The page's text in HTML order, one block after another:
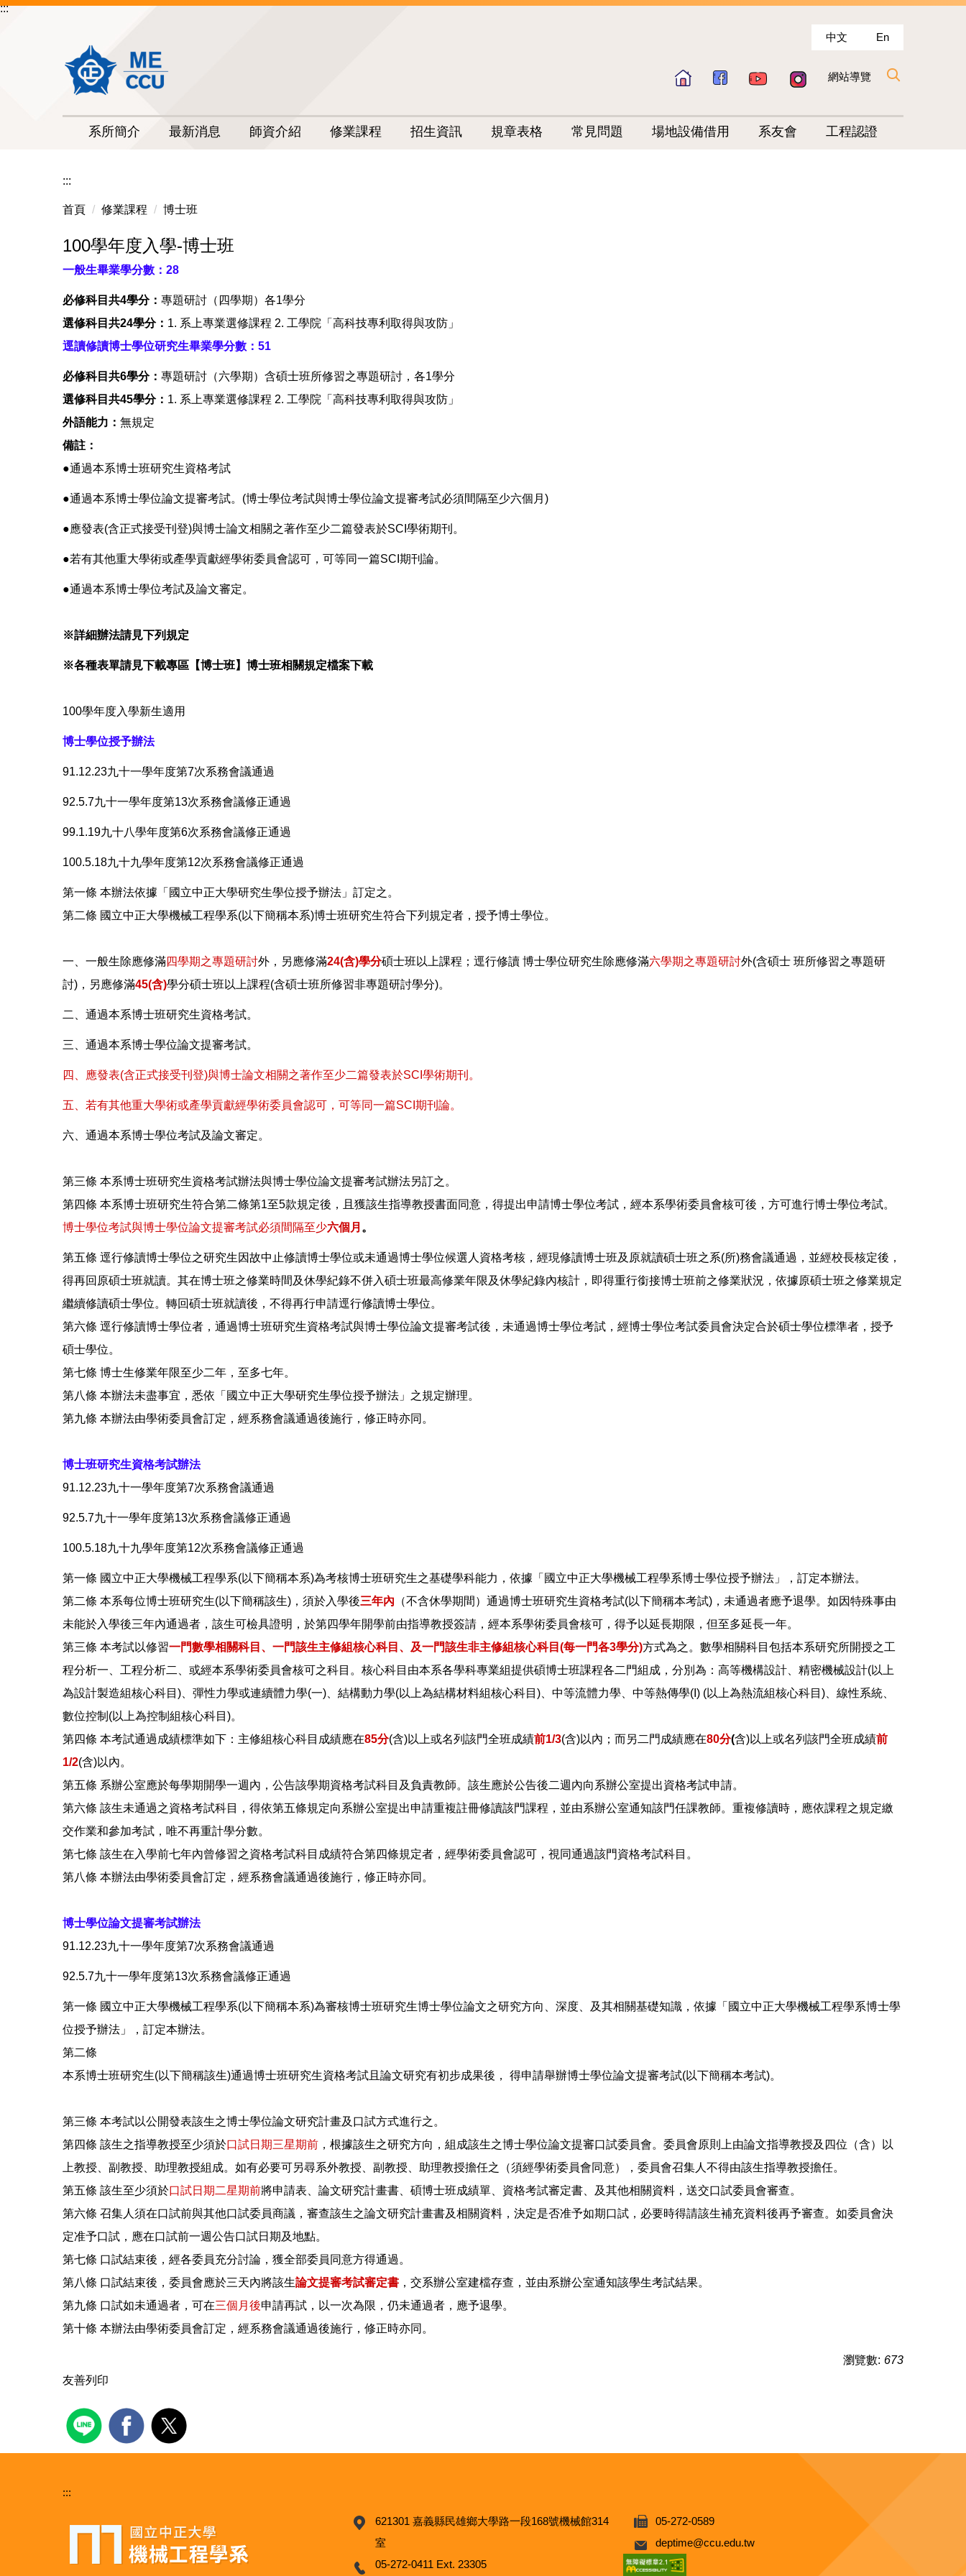
跳
:::
中文 En
網站導覽
系所簡介 最新消息 師資介紹 修業課程 招生資訊 規章表格 常見問題 場地設備借用 系友會 工程認證
:::
首頁 修業課程 博士班
100學年度入學-博士班
一般生畢業學分數：28
必修科目共4學分： 專題研討（四學期）各1學分
選修科目共24學分： 1. 系上專業選修課程 2. 工學院「高科技專利取得與攻防」
逕讀修讀博士學位研究生畢業學分數：51
必修科目共6學分： 專題研討（六學期）含碩士班所修習之專題研討，各1學分
選修科目共45學分： 1. 系上專業選修課程 2. 工學院「高科技專利取得與攻防」
外語能力： 無規定
備註：
●通過本系博士班研究生資格考試
●通過本系博士學位論文提審考試。(博士學位考試與博士學位論文提審考試必須間隔至少六個月)
●應發表(含正式接受刊登)與博士論文相關之著作至少二篇發表於SCI學術期刊。
●若有其他重大學術或產學貢獻經學術委員會認可，可等同一篇SCI期刊論。
●通過本系博士學位考試及論文審定。
※詳細辦法請見下列規定
※各種表單請見下載專區【博士班】博士班相關規定檔案下載
100學年度入學新生適用
博士學位授予辦法
91.12.23九十一學年度第7次系務會議通過
92.5.7九十一學年度第13次系務會議修正通過
99.1.19九十八學年度第6次系務會議修正通過
100.5.18九十九學年度第12次系務會議修正通過
第一條 本辦法依據「國立中正大學研究生學位授予辦法」訂定之。
第二條 國立中正大學機械工程學系(以下簡稱本系)博士班研究生符合下列規定者，授予博士學位。
一、一般生除應修滿四學期之專題研討外，另應修滿24(含)學分碩士班以上課程；逕行修讀 博士學位研究生除應修滿六學期之專題研討外(含碩士 班所修習之專題研
討)，另應修滿45(含)學分碩士班以上課程(含碩士班所修習非專題研討學分)。
二、通過本系博士班研究生資格考試。
三、通過本系博士學位論文提審考試。
四、應發表(含正式接受刊登)與博士論文相關之著作至少二篇發表於SCI學術期刊。
五、若有其他重大學術或產學貢獻經學術委員會認可，可等同一篇SCI期刊論。
六、通過本系博士學位考試及論文審定。
第三條 本系博士班研究生資格考試辦法與博士學位論文提審考試辦法另訂之。
第四條 本系博士班研究生符合第二條第1至5款規定後，且獲該生指導教授書面同意，得提出申請博士學位考試，經本系學術委員會核可後，方可進行博士學位考試。
博士學位考試與博士學位論文提審考試必須間隔至少六個月 。
第五條 逕行修讀博士學位之研究生因故中止修讀博士學位或未通過博士學位候選人資格考核，經現修讀博士班及原就讀碩士班之系(所)務會議通過，並經校長核定後，
得再回原碩士班就讀。其在博士班之修業時間及休學紀錄不併入碩士班最高修業年限及休學紀錄內核計，即得重行銜接博士班前之修業狀況，依據原碩士班之修業規定
繼續修讀碩士學位。轉回碩士班就讀後，不得再行申請逕行修讀博士學位。
第六條 逕行修讀博士學位者，通過博士班研究生資格考試與博士學位論文提審考試後，未通過博士學位考試，經博士學位考試委員會決定合於碩士學位標準者，授予
碩士學位。
第七條 博士生修業年限至少二年，至多七年。
第八條 本辦法未盡事宜，悉依「國立中正大學研究生學位授予辦法」之規定辦理。
第九條 本辦法由學術委員會訂定，經系務會議通過後施行，修正時亦同。
博士班研究生資格考試辦法
91.12.23九十一學年度第7次系務會議通過
92.5.7九十一學年度第13次系務會議修正通過
100.5.18九十九學年度第12次系務會議修正通過
第一條 國立中正大學機械工程學系(以下簡稱本系)為考核博士班研究生之基礎學科能力，依據「國立中正大學機械工程學系博士學位授予辦法」，訂定本辦法。
第二條 本系每位博士班研究生(以下簡稱該生)，須於入學後三年內 （不含休學期間）通過博士班研究生資格考試(以下簡稱本考試)，未通過者應予退學。如因特殊事由
未能於入學後三年內通過者，該生可檢具證明，於第四學年開學前由指導教授簽請，經本系學術委員會核可，得予以延長期限，但至多延長一年。
第三條 本考試以修習一門數學相關科目、一門該生主修組核心科目、及一門該生非主修組核心科目(每一門各3學分)方式為之。數學相關科目包括本系研究所開授之工
程分析一、工程分析二、或經本系學術委員會核可之科目。核心科目由本系各學科專業組提供碩博士班課程各二門組成，分別為：高等機構設計、精密機械設計(以上
為設計製造組核心科目)、彈性力學或連續體力學(一)、結構動力學(以上為結構材料組核心科目)、中等流體力學、中等熱傳學(I) (以上為熱流組核心科目)、線性系統、
數位控制(以上為控制組核心科目)。
第四條 本考試通過成績標準如下：主修組核心科目成績應在85分(含)以上或名列該門全班成績前1/3(含)以內；而另二門成績應在80分(含)以上或名列該門全班成績前
1/2(含)以內。
第五條 系辦公室應於每學期開學一週內，公告該學期資格考試科目及負責教師。該生應於公告後二週內向系辦公室提出資格考試申請。
第六條 該生未通過之資格考試科目，得依第五條規定向系辦公室提出申請重複註冊修讀該門課程，並由系辦公室通知該門任課教師。重複修讀時，應依課程之規定繳
交作業和參加考試，唯不再重計學分數。
第七條 該生在入學前七年內曾修習之資格考試科目成績符合第四條規定者，經學術委員會認可，視同通過該門資格考試科目。
第八條 本辦法由學術委員會訂定，經系務會議通過後施行，修正時亦同。
博士學位論文提審考試辦法
91.12.23九十一學年度第7次系務會議通過
92.5.7九十一學年度第13次系務會議修正通過
第一條 國立中正大學機械工程學系(以下簡稱本系)為審核博士班研究生博士學位論文之研究方向、深度、及其相關基礎知識，依據「國立中正大學機械工程學系博士學
位授予辦法」，訂定本辦法。
第二條
本系博士班研究生(以下簡稱該生)通過博士班研究生資格考試且論文研究有初步成果後， 得申請舉辦博士學位論文提審考試(以下簡稱本考試)。
第三條 本考試以公開發表該生之博士學位論文研究計畫及口試方式進行之。
第四條 該生之指導教授至少須於口試日期三星期前 ，根據該生之研究方向，組成該生之博士學位論文提審口試委員會。委員會原則上由論文指導教授及四位（含）以
上教授、副教授、助理教授組成。如有必要可另尋系外教授、副教授、助理教授擔任之（須經學術委員會同意），委員會召集人不得由該生指導教授擔任。
第五條 該生至少須於口試日期二星期前將申請表、論文研究計畫書、碩博士班成績單、資格考試審定書、及其他相關資料，送交口試委員會審查。
第六條 召集人須在口試前與其他口試委員商議，審查該生之論文研究計畫書及相關資料，決定是否准予如期口試，必要時得請該生補充資料後再予審查。如委員會決
定准予口試，應在口試前一週公告口試日期及地點。
第七條 口試結束後，經各委員充分討論，獲全部委員同意方得通過。
第八條 口試結束後，委員會應於三天內將該生論文提審考試審定書 ，交系辦公室建檔存查，並由系辦公室通知該學生考試結果。
第九條 口試如未通過者，可在三個月後申請再試，以一次為限，仍未通過者，應予退學。
第十條 本辦法由學術委員會訂定，經系務會議通過後施行，修正時亦同。
瀏覽數: 673
友善列印
:::
621301 嘉義縣民雄鄉大學路一段168號機械館314
室
05-272-0411 Ext. 23305
05-272-0589
deptime@ccu.edu.tw